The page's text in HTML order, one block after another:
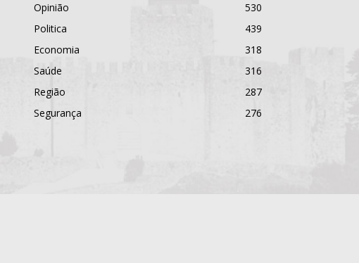
Opinião
530
Politica
439
Economia
318
Saúde
316
Região
287
Segurança
276